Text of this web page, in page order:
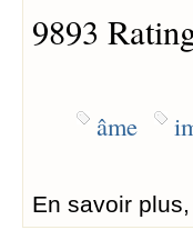
9893
âme
En savoir